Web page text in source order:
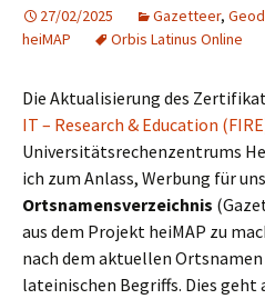
27/02/2025 Gazetteer,
heiMAP
Orbis Latinus Online
Die Aktualisierung des
IT – Research & Education
Universitätsrechenzentrums
ich zum Anlass, Werbung für
Ortsnamensverzeichnis
aus dem Projekt heiMAP zu
nach dem aktuellen Ortsnamen
lateinischen Begriffs. Dies geht